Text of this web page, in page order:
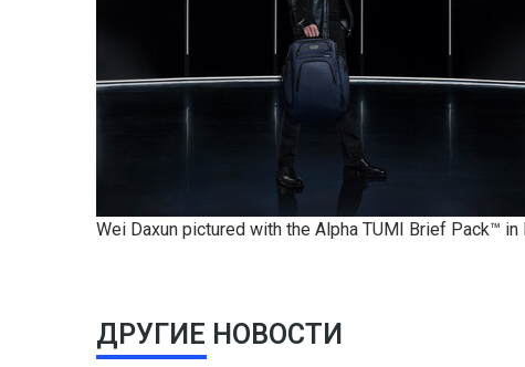
Wei Daxun pictured with the Alpha TUMI Brief Pack™ in
ДРУГИЕ НОВОСТИ